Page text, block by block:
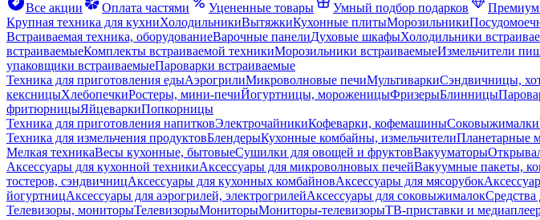
Все акции
Оплата частями Уцененные товары Умный подбор подарков
Премиум
Крупная техника для кухниХолодильникиВытяжкиКухонные плитыМорозильники
Встраиваемая техника, оборудованиеВарочные панелиДуховые шкафыХолодильники
встраиваемыеКомплекты встраиваемой техникиМорозильники встраиваемыеИзмельчители
упаковщики встраиваемыеПароварки встраиваемые
Техника для приготовления едыАэрогрилиМикроволновые печиМультиваркиСэндвичницы,
кексницыХлебопечкиРостеры, мини-печиЙогуртницы, мороженицыФризерыБлинницы
фритюрницыЯйцеваркиПопкорницы
Техника для приготовления напитковЭлектрочайникиКофеварки, кофемашиныСоковыжималки
Техника для измельчения продуктовБлендерыКухонные комбайны, измельчителиПланетарные
Мелкая техникаВесы кухонные, бытовыеСушилки для овощей и фруктовВакууматоры
Аксессуары для кухонной техникиАксессуары для микроволновых печейВакуумные пакеты,
тостеров, сэндвичницАксессуары для кухонных комбайновАксессуары для мясорубок
йогуртницАксессуары для аэрогрилей, электрогрилейАксессуары для соковыжималокСредства
Телевизоры, мониторыТелевизорыМониторыМониторы-телевизорыТВ-приставки и